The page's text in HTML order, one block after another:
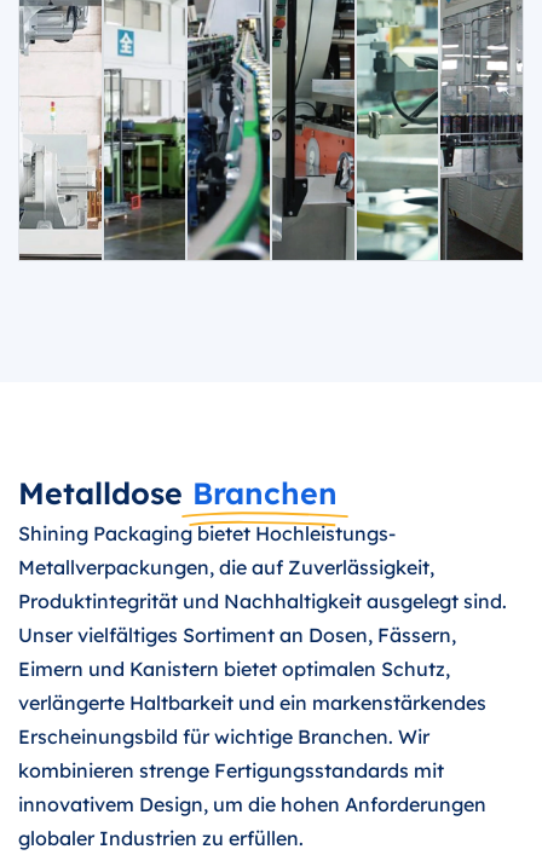
Metalldose Branchen
Shining Packaging bietet Hochleistungs-
Metallverpackungen, die auf Zuverlässigkeit,
Produktintegrität und Nachhaltigkeit ausgelegt sind.
Unser vielfältiges Sortiment an Dosen, Fässern,
Eimern und Kanistern bietet optimalen Schutz,
verlängerte Haltbarkeit und ein markenstärkendes
Erscheinungsbild für wichtige Branchen. Wir
kombinieren strenge Fertigungsstandards mit
innovativem Design, um die hohen Anforderungen
globaler Industrien zu erfüllen.